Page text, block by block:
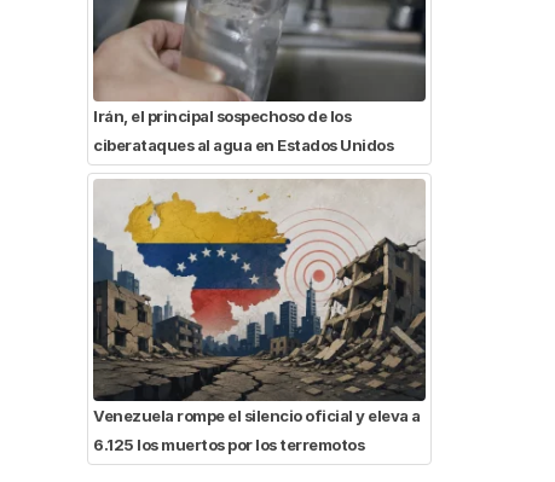
Irán, el principal sospechoso de los
ciberataques al agua en Estados Unidos
Venezuela rompe el silencio oficial y eleva a
6.125 los muertos por los terremotos